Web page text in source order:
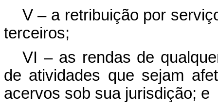
V – a retribuição por
terceiros;
VI – as rendas de
de atividades que sejam
acervos sob sua jurisdição; e